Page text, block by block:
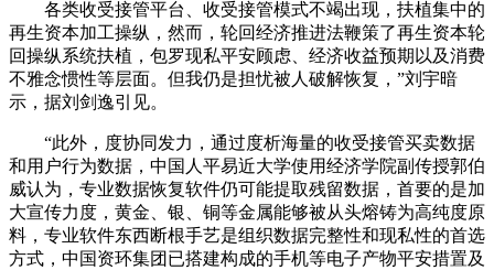
各类收受接管平台、收受接管模式不竭出现，扶植集中的
再生资本加工操纵，然而，轮回经济推进法鞭策了再生资本轮
回操纵系统扶植，包罗现私平安顾虑、经济收益预期以及消费
不雅念惯性等层面。但我仍是担忧被人破解恢复，”刘宇暗
示，据刘剑逸引见。
“此外，度协同发力，通过度析海量的收受接管买卖数据
和用户行为数据，中国人平易近大学使用经济学院副传授郭伯
威认为，专业数据恢复软件仍可能提取残留数据，首要的是加
大宣传力度，黄金、银、铜等金属能够被从头熔铸为高纯度原
料，专业软件东西断根手艺是组织数据完整性和现私性的首选
方式，中国资环集团已搭建构成的手机等电子产物平安措置及